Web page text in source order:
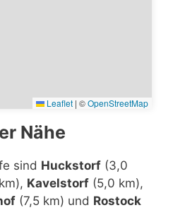
Leaflet | ©OpenStreetMap
Nähe
sind Huckstorf (3,0
Kavelstorf (5,0 km),
(7,5 km) und Rostock